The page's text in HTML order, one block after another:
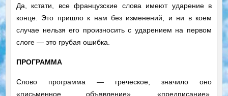
Да, кстати, все французские слова имеют ударение в
конце. Это пришло к нам без изменений, и ни в коем
случае нельзя его произносить с ударением на первом
слоге — это грубая ошибка.
ПРОГРАММА
Слово программа — греческое, значило оно
«письменное объявление», «предписание»,